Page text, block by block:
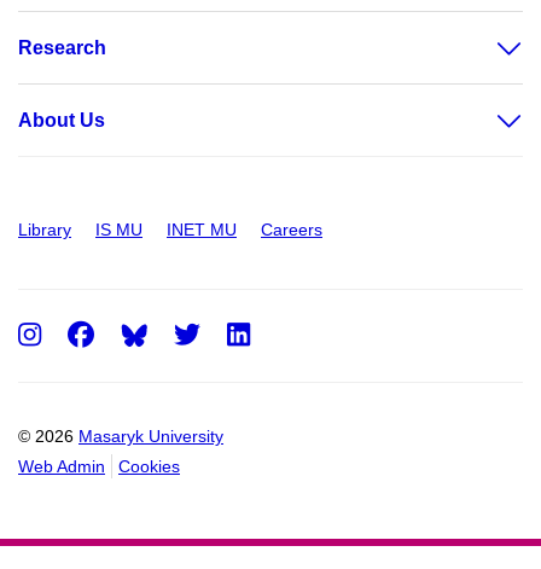
Research
About Us
Library IS MU INET MU Careers
© 2026 Masaryk University
Web Admin
Cookies
Instagram
FacebookTwitter